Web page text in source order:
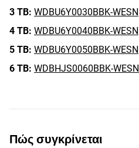
3 TB: WDBU6Y0030BBK-WESN
4 TB: WDBU6Y0040BBK-WESN
5 TB: WDBU6Y0050BBK-WESN
6 TB: WDBHJS0060BBK-WESN
Πώς συγκρίνεται